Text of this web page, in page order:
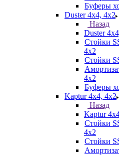
Буферы
Duster 4х4, 4x2
Назад
Duster
Стойки
4x2
Стойки
4х2
Буферы
Kaptur 4х4, 4х2
Назад
Kaptur
Стойки
4x2
Стойки